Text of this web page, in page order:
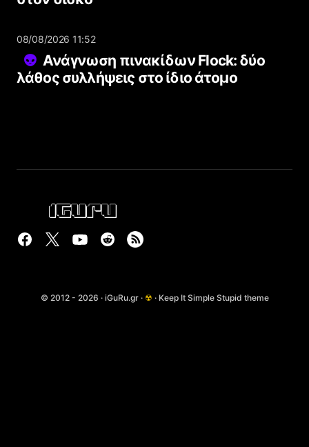
08/08/2026 11:52
Ανάγνωση πινακίδων Flock: δύο
λάθος συλλήψεις στο ίδιο άτομο
© 2012 - 2026 · iGuRu.gr · ☢ · Keep It Simple Stupid theme